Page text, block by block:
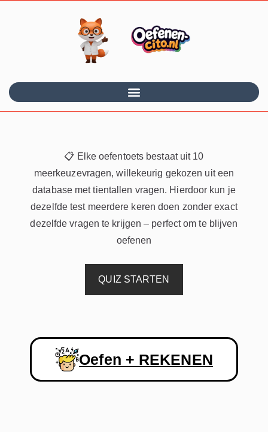
📋 Elke oefentoets bestaat uit 10
meerkeuzevragen, willekeurig gekozen uit een
database met tientallen vragen. Hierdoor kun je
dezelfde test meerdere keren doen zonder exact
dezelfde vragen te krijgen – perfect om te blijven
oefenen
QUIZ STARTEN
Oefen + REKENEN